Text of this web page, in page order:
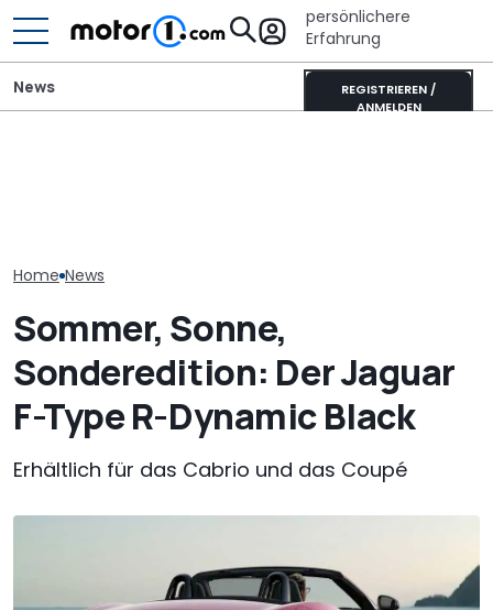
persönlichere
Erfahrung
REGISTRIEREN /
ANMELDEN
News
Home News
Sommer, Sonne,
Sonderedition: Der Jaguar
F-Type R-Dynamic Black
Erhältlich für das Cabrio und das Coupé